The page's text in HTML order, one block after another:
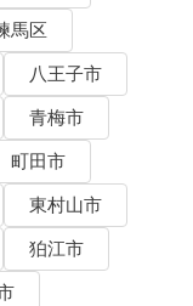
馬区
八王子市
青梅市
町田市
東村山市
狛江市